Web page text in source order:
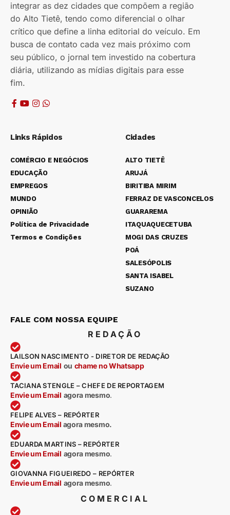
integrar as dez cidades que compõem a região
do Alto Tietê, tendo como diferencial o olhar
crítico que define a linha editorial do veículo. Em
busca de contato cada vez mais próximo com
seu público, o jornal tem investido na cobertura
diária, utilizando as mídias digitais para esse
fim.
Links Rápidos
COMÉRCIO E NEGÓCIOS
EDUCAÇÃO
EMPREGOS
MUNDO
OPINIÃO
Política de Privacidade
Termos e Condições
Cidades
ALTO TIETÊ
ARUJÁ
BIRITIBA MIRIM
FERRAZ DE VASCONCELOS
GUARAREMA
ITAQUAQUECETUBA
MOGI DAS CRUZES
POÁ
SALESÓPOLIS
SANTA ISABEL
SUZANO
FALE COM NOSSA EQUIPE
REDAÇÃO
LAILSON NASCIMENTO - DIRETOR DE REDAÇÃO
Envie um Email ou chame no Whatsapp
TACIANA STENGLE – CHEFE DE REPORTAGEM
Envie um Email agora mesmo.
FELIPE ALVES – REPÓRTER
Envie um Email agora mesmo.
EDUARDA MARTINS – REPÓRTER
Envie um Email agora mesmo.
GIOVANNA FIGUEIREDO – REPÓRTER
Envie um Email agora mesmo.
COMERCIAL